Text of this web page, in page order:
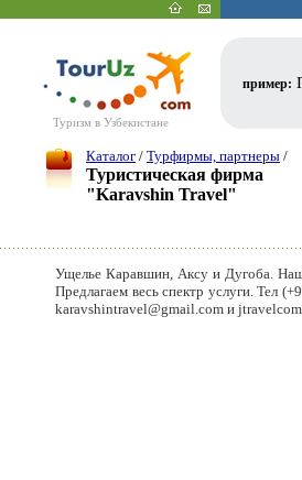
Туризм в Узбекистане
пример:
Каталог / Турфирмы, партнеры /
Туристическая фирма
"Karavshin Travel"
Ущелье Каравшин, Аксу и Дугоба.
Предлагаем весь спектр услуги. Тел
karavshintravel@gmail.com и